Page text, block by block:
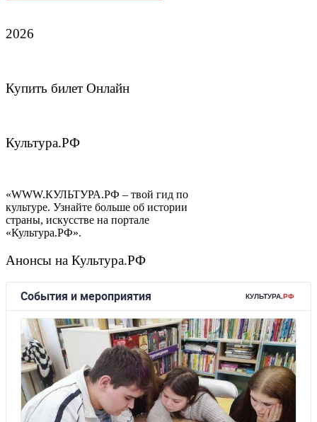
2026
Купить билет Онлайн
Культура.РФ
«WWW.КУЛЬТУРА.РФ – твой гид по
культуре. Узнайте больше об истории
страны, искусстве на портале
«Культура.РФ».
Анонсы на Культура.РФ